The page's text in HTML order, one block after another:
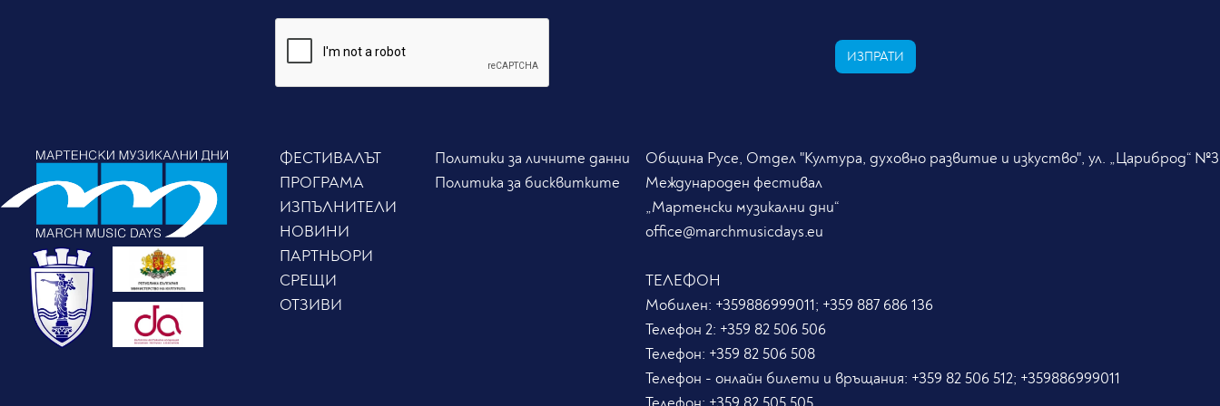
ИЗПРАТИ
ФЕСТИВАЛЪТ
ПРОГРАМА
ИЗПЪЛНИТЕЛИ
НОВИНИ
ПАРТНЬОРИ
СРЕЩИ
ОТЗИВИ
Политики за личните данни
Политика за бисквитките
Община Русе, Отдел "Култура, духовно развитие и изкуство", ул. „Цариброд“ №3
Международен фестивал
„Мартенски музикални дни“
office@marchmusicdays.eu
ТЕЛЕФОН
Мобилен: +359886999011; +359 887 686 136
Телефон 2: +359 82 506 506
Телефон: +359 82 506 508
Телефон - онлайн билети и връщания: +359 82 506 512; +359886999011